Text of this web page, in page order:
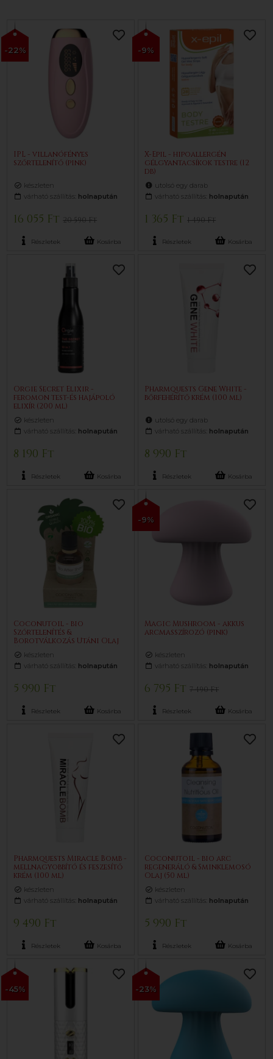
-22%
IPL - villanófényes
szőrtelenítő (pink)
készleten
várható szállítás: holnapután
16 055 Ft20 590 Ft
Részletek Kosárba
-9%
X-Epil - hipoallergén
gélgyantacsíkok testre (12
db)
utolsó egy darab
várható szállítás: holnapután
1 365 Ft1 490 Ft
Részletek Kosárba
Orgie Secret Elixir -
feromon test-és hajápoló
elixír (200 ml)
készleten
várható szállítás: holnapután
8 190 Ft
Részletek Kosárba
Pharmquests Gene White -
bőrfehérítő krém (100 ml)
utolsó egy darab
várható szállítás: holnapután
8 990 Ft
Részletek Kosárba
Coconutoil - bio
Szőrtelenítés &
Borotválkozás Utáni Olaj
készleten
várható szállítás: holnapután
5 990 Ft
Részletek Kosárba
-9%
Magic Mushroom - akkus
arcmasszírozó (pink)
készleten
várható szállítás: holnapután
6 795 Ft7 490 Ft
Részletek Kosárba
Pharmquests Miracle Bomb -
mellnagyobbító és feszesítő
krém (100 ml)
készleten
várható szállítás: holnapután
9 490 Ft
Részletek Kosárba
Coconutoil - bio arc
regeneráló & Sminklemosó
Olaj (50 ml)
készleten
várható szállítás: holnapután
5 990 Ft
Részletek Kosárba
-45% -23%